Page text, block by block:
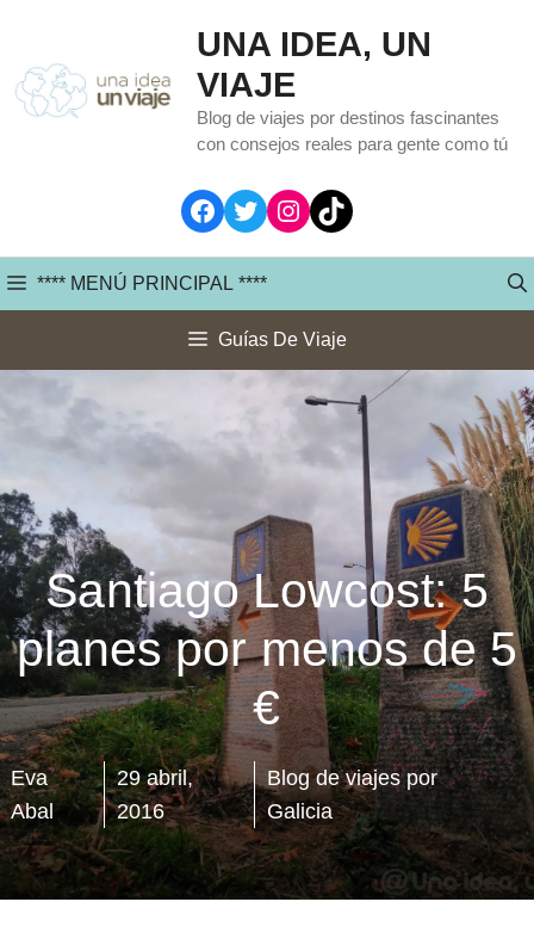
contenido
UNA IDEA, UN
VIAJE
Blog de viajes por destinos fascinantes
con consejos reales para gente como tú
Facebook
TwitterInstagram
TikTok
**** MENÚ PRINCIPAL ****
Guías De Viaje
Santiago Lowcost: 5
planes por menos de 5
€
Eva
Abal
29 abril,
2016
Blog de viajes por
Galicia